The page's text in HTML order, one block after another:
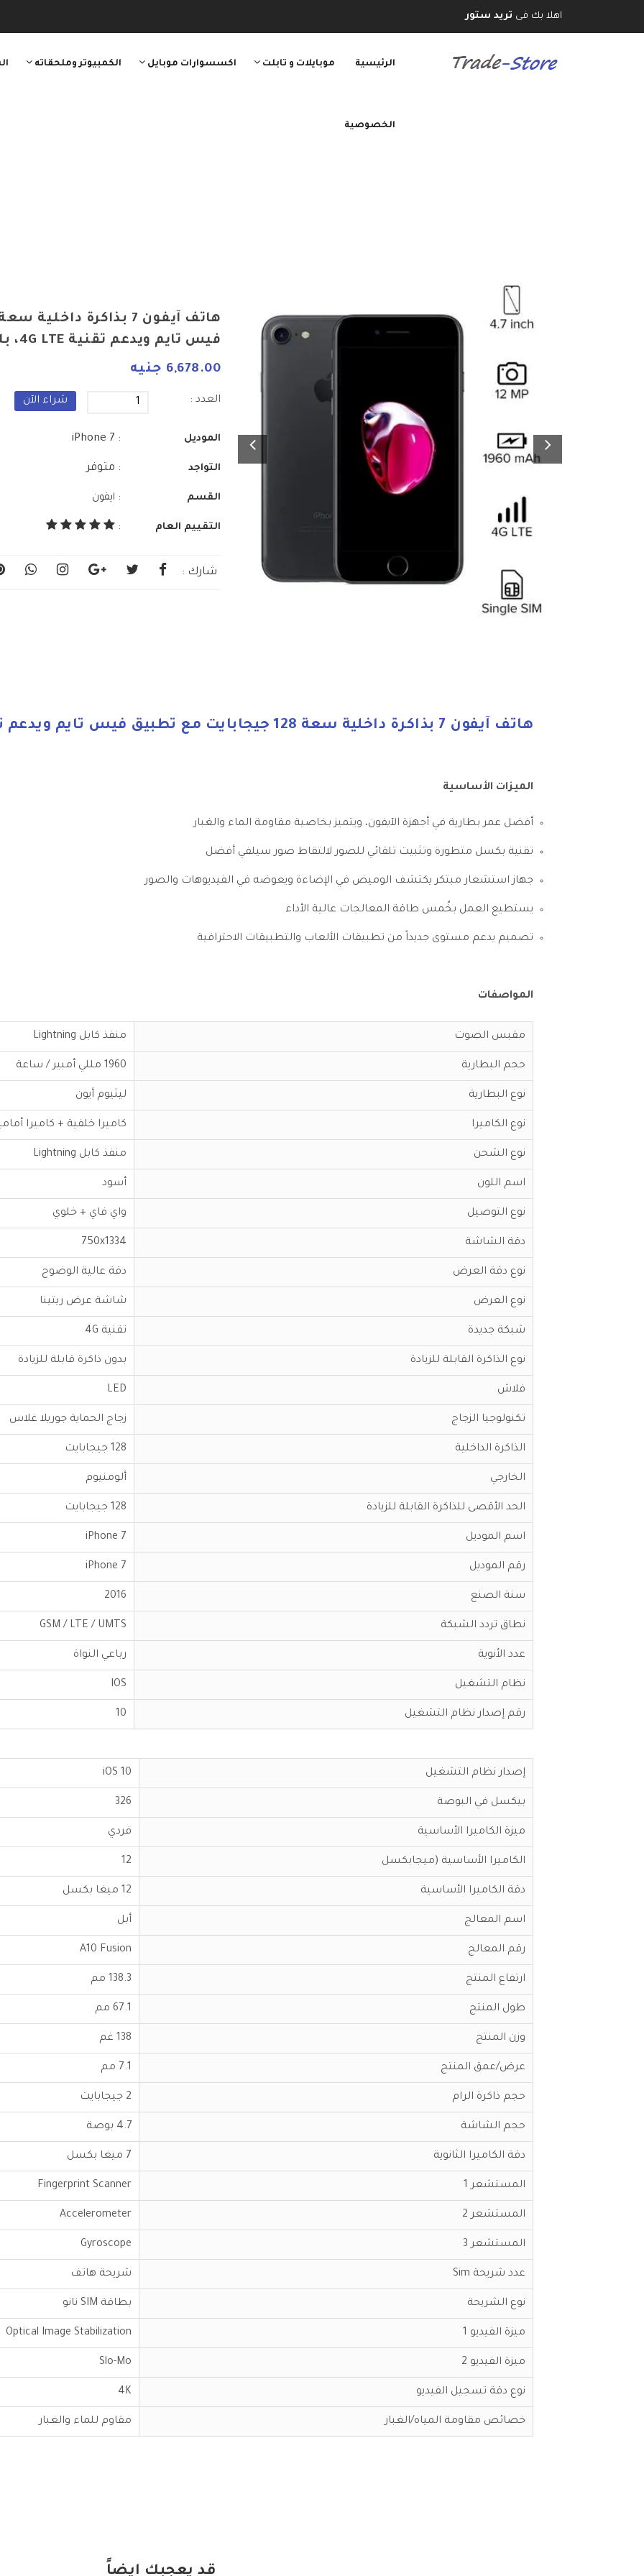
اهلا بك فى تريد ستور
الرئيسية موبايلات و تابلت اكسسوارات موبايل الكمبيوتر وملحقاته
الخصوصية
فيس تايم ويدعم تقنية 4G LTE، بلون أسود
6,678.00 جنيه
العدد : شراء الآن
الموديل : iPhone 7
التواجد : متوفر
القسم : ايفون
التقييم العام :
شارك :
هاتف آيفون 7 بذاكرة داخلية سعة 128 جيجابايت مع تطبيق فيس تايم ويدعم تقنية 4G LTE، بلون أسود
الميزات الأساسية
أفضل عمر بطارية في أجهزة الآيفون، ويتميز بخاصية مقاومة الماء والغبار
تقنية بكسل متطورة وتثبيت تلقائي للصور لالتقاط صور سيلفي أفضل
جهاز استشعار مبتكر يكتشف الوميض في الإضاءة ويعوضه في الفيديوهات والصور
يستطيع العمل بخُمس طاقة المعالجات عالية الأداء
تصميم يدعم مستوى جديداً من تطبيقات الألعاب والتطبيقات الاحترافية
المواصفات
مقبس الصوت منفذ كابل Lightning
حجم البطارية 1960 مللي أمبير / ساعة
نوع البطارية ليثيوم أيون
نوع الكاميرا كاميرا خلفية + كاميرا
نوع الشحن منفذ كابل Lightning
اسم اللون أسود
نوع التوصيل واي فاي + خلوي
دقة الشاشة 750x1334
نوع دقة العرض دقة عالية الوضوح
نوع العرض شاشة عرض ريتينا
شبكة جديدة تقنية 4G
نوع الذاكرة القابلة للزيادة بدون ذاكرة قابلة للزيادة
فلاش LED
تكنولوجيا الزجاج زجاج الحماية جوريلا غلاس
الذاكرة الداخلية 128 جيجابايت
الخارجي ألومنيوم
الحد الأقصى للذاكرة القابلة للزيادة 128 جيجابايت
اسم الموديل iPhone 7
رقم الموديل iPhone 7
سنة الصنع 2016
نطاق تردد الشبكة GSM / LTE / UMTS
عدد الأنوية رباعي النواة
نظام التشغيل IOS
رقم إصدار نظام التشغيل 10
إصدار نظام التشغيل iOS 10
بيكسل في البوصة 326
ميزة الكاميرا الأساسية فردي
الكاميرا الأساسية (ميجابكسل 12
دقة الكاميرا الأساسية 12 ميغا بكسل
اسم المعالج أبل
رقم المعالج A10 Fusion
ارتفاع المنتج 138.3 مم
طول المنتج 67.1 مم
وزن المنتج 138 غم
عرض/عمق المنتج 7.1 مم
حجم ذاكرة الرام 2 جيجابايت
حجم الشاشة 4.7 بوصة
دقة الكاميرا الثانوية 7 ميغا بكسل
المستشعر 1 Fingerprint Scanner
المستشعر 2 Accelerometer
المستشعر 3 Gyroscope
عدد شريحة Sim شريحة هاتف
نوع الشريحة بطاقة SIM نانو
ميزة الفيديو 1 Optical Image Stabilization
ميزة الفيديو 2 Slo-Mo
نوع دقة تسجيل الفيديو 4K
خصائص مقاومة المياه/الغبار مقاوم للماء والغبار
قد يعجبك ايضاً